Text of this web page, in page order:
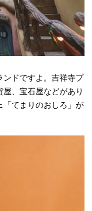
ンドですよ。吉祥寺プ
、宝石屋などがあり
「てまりのおしろ」が